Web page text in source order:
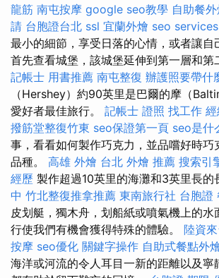
龍筋 南屯按摩 google seo教學 自助餐外
請 台胞證台北 ssl 宜蘭外燴 seo services
最小的細節，享受日落的心情，或者讓自
首先查看城堡，該城堡延伸到第一層和第
記帳士 用書推薦 南屯整復 辦護照要帶什
（Hershey）約90英里是巴爾的摩（
愛好者最佳旅行。 記帳士 證照 找工作
撥筋堂整復竹東 seo保證第一頁 seo是什
事，看看如何製作巧克力，並品嚐好時巧
品種。 高雄 外燴 台北 外燴 推薦 搜索引
經歷 製作超過10英里的海灘和3英里長的
中 竹北整復推拿推薦 東南旅行社 台胞證
皮划艇，獨木舟，划船紙或噴氣機上的水
行使我們有機會獲得特殊的體驗。 陸資
按摩 seo優化 關鍵字操作 自助式餐點外
海洋或河流的令人耳目一新的距離以及寧